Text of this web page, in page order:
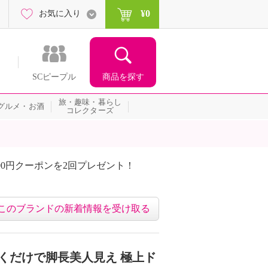
SCピープル 商品を探す
お気に入り ¥0
ルメ・お酒
旅・趣味・暮らし
コレクターズ
クーポンを2回プレゼント！
のブランドの新着情報を受け取る
だけで脚長美人見え 極上ド